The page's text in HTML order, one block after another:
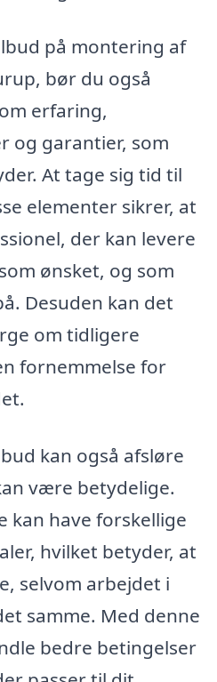
på montering af
bør du også
erfaring,
og garantier, som
At tage sig tid til
elementer sikrer, at
der kan levere
ønsket, og som
Desuden kan det
om tidligere
fornemmelse for
kan også afsløre
være betydelige.
kan have forskellige
hvilket betyder, at
selvom arbejdet i
samme. Med denne
bedre betingelser